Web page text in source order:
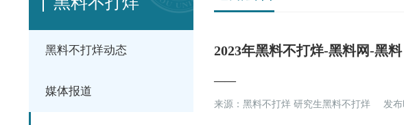
黑料不打烊动态
媒体报道
2023年黑料不打烊-黑料网-黑
——
来源：黑料不打烊 研究生黑料不打烊 发布